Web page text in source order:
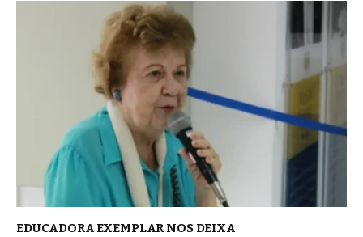
EDUCADORA EXEMPLAR NOS DEIXA